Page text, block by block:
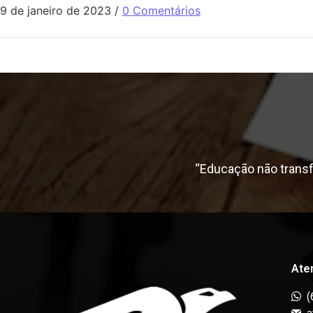
9 de janeiro de 2023 / 0 Comentários
“Educação não